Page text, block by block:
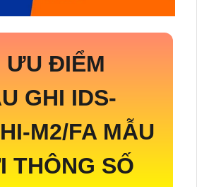
ƯU ĐIỂM
GHI IDS-
M2/FA MẪU
THÔNG SỐ